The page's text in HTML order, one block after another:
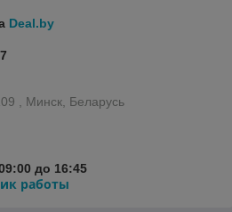
Deal.by
, Минск, Беларусь
до 16:45
работы